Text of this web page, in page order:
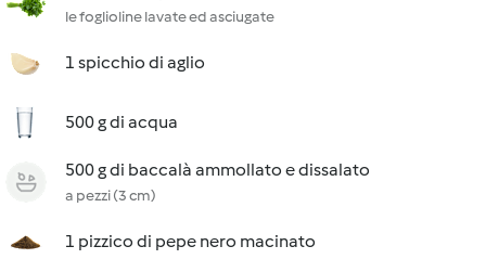
le foglioline lavate ed asciugate
1 spicchio di aglio
500 g di acqua
500 g di baccalà ammollato e dissalato
a pezzi (3 cm)
1 pizzico di pepe nero macinato